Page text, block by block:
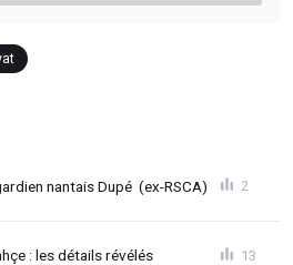
nantais Dupé (ex-RSCA) 2
: les détails révélés 13